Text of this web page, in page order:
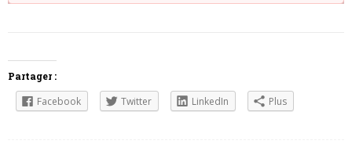
Partager :
Facebook Twitter LinkedIn Plus